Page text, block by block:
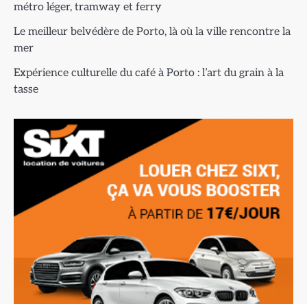
métro léger, tramway et ferry
Le meilleur belvédère de Porto, là où la ville rencontre la
mer
Expérience culturelle du café à Porto : l’art du grain à la
tasse